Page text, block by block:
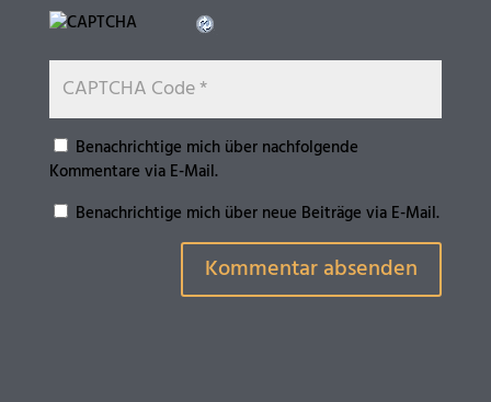
Benachrichtige mich über nachfolgende
Kommentare via E-Mail.
Benachrichtige mich über neue Beiträge via E-Mail.